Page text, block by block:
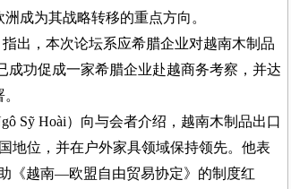
成为其战略转移的重点方向。
出，本次论坛系应希腊企业对越南木制品
成功促成一家希腊企业赴越商务考察，并达
Sỹ Hoài）向与会者介绍，越南木制品出口
地位，并在户外家具领域保持领先。他表
《越南—欧盟自由贸易协定》的制度红